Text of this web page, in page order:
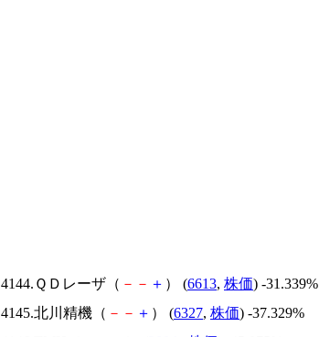
4144.ＱＤレーザ（ － － ＋ ） (6613, 株価) -31.339%
4145.北川精機（ － － ＋ ） (6327, 株価) -37.329%